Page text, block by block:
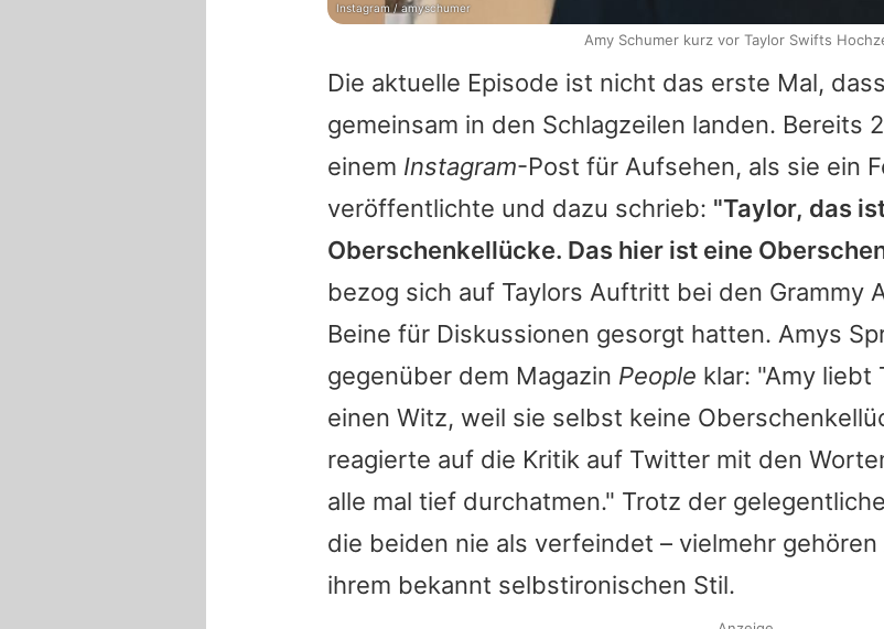
Die aktuelle Episode ist nicht das erste Mal, dass
gemeinsam in den Schlagzeilen landen. Bereits
einem Instagram-Post für Aufsehen, als sie ein
veröffentlichte und dazu schrieb: "Taylor, das
Oberschenkellücke. Das hier ist eine
bezog sich auf Taylors Auftritt bei den Grammy
Beine für Diskussionen gesorgt hatten. Amys
gegenüber dem Magazin People klar: "Amy liebt
einen Witz, weil sie selbst keine
reagierte auf die Kritik auf Twitter mit den
alle mal tief durchatmen." Trotz der
die beiden nie als verfeindet – vielmehr gehören
ihrem bekannt selbstironischen Stil.
Instagram / amyschumer
Amy Schumer kurz vor Taylor Swifts